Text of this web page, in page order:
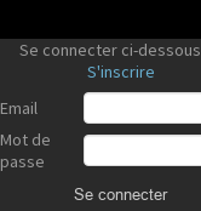
Se connecter ci-dessous
S'inscrire
Email
Mot de
passe
Se connecter